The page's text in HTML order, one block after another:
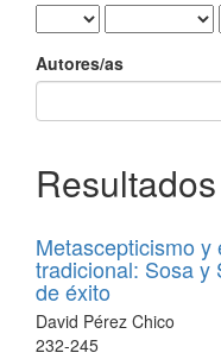
Autores/as
Metascepticismo
tradicional: Sosa y
de éxito
David Pérez Chico
232-245